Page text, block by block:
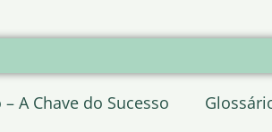
A Chave do Sucesso